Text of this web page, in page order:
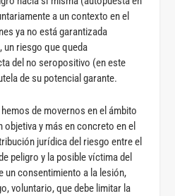
a un contexto en el
ya no está garantizada
riesgo que queda
del no seropositivo (en este
de su potencial garante.
de movernos en el ámbito
y más en concreto en el
jurídica del riesgo entre el
peligro y la posible víctima del
un consentimiento a la lesión,
voluntario, que debe limitar la